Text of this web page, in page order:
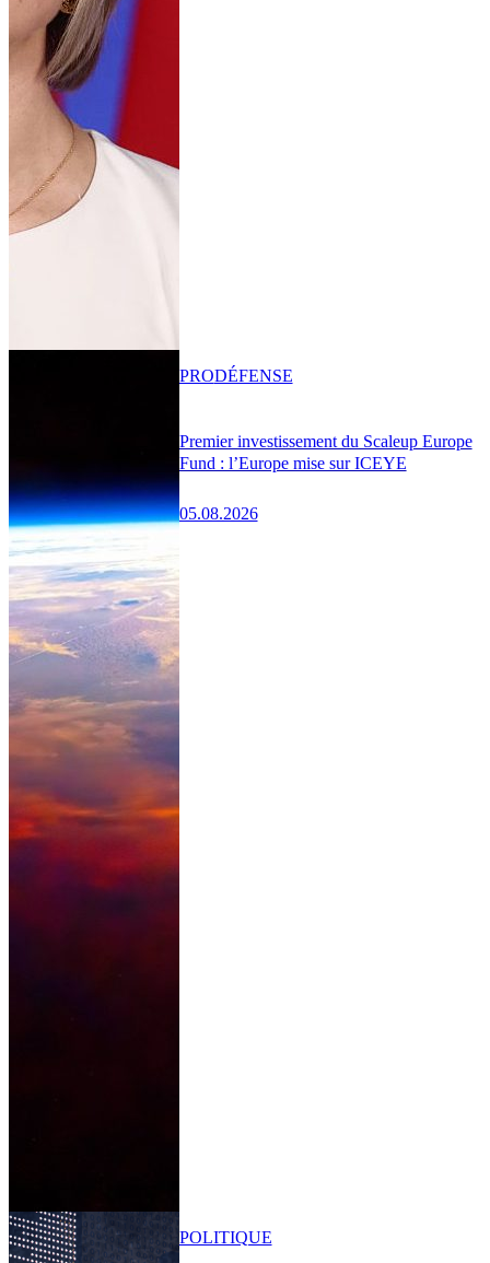
Premier investissement du Scaleup Europe
Fund : l’Europe mise sur ICEYE
05.08.2026
PRODÉFENSE
POLITIQUE